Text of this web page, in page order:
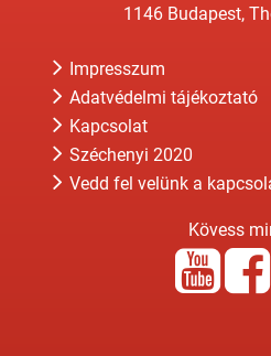
1146 Budapest,
Impresszum
Adatvédelmi tájékoztató
Kapcsolat
Széchenyi 2020
Vedd fel velünk a
Kövess